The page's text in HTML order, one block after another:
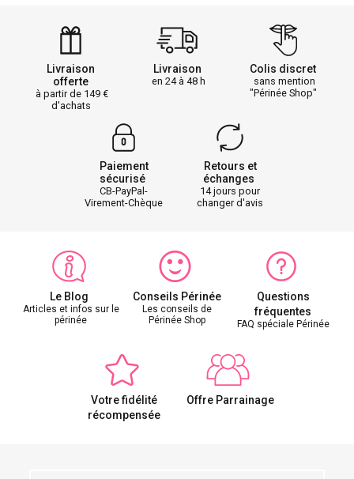
Livraison
offerte
à partir de 149
d'achats
Livraison
en 24 à 48 h
Colis discret
sans mention
"Périnée Shop"
Paiement
sécurisé
CB-PayPal-
Virement-Chèque
Retours et
échanges
14 jours pour
changer d'avis
Le Blog
Articles et infos sur le
périnée
Conseils Périnée
Les conseils de
Périnée Shop
Questions
fréquentes
FAQ spéciale Périnée
Votre fidélité
récompensée
Offre Parrainage